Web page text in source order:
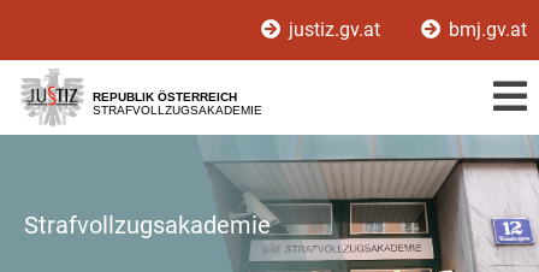
[1]
[2]
[3]
justiz.gv.at bmj.gv.at
REPUBLIK ÖSTERREICH
STRAFVOLLZUGSAKADEMIE
Strafvollzugsakademie